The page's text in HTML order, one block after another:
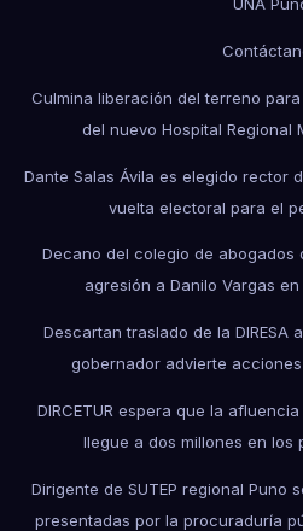
UNA
Culmina liberación del terreno
del nuevo Hospital Regional
Dante Salas Ávila es elegido rector
vuelta electoral para el
Decano del colegio de abogados
agresión a Danilo Vargas
Descartan traslado de la DIRESA
gobernador advierte
DIRCETUR espera que la
llegue a dos millones en los
Dirigente de SUTEP regional Puno
presentadas por la procuraduría